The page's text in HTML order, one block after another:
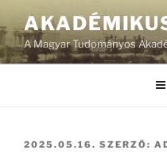
A Magyar Tudományos
BEKÜLDVE:
2025.05.16. SZERZŐ: